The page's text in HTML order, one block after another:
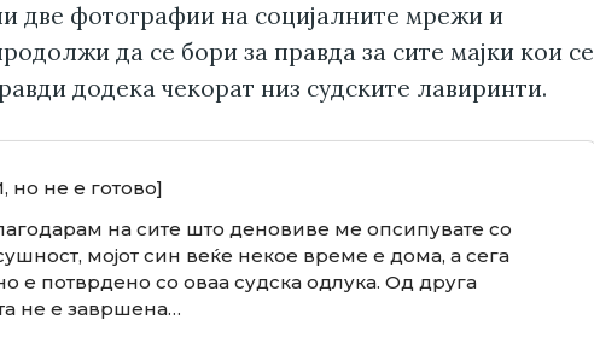
две фотографии на социјалните мрежи и
да се бори за правда за сите мајки кои се
додека чекорат низ судските лавиринти.
не е готово]
на сите што деновиве ме опсипувате со
мојот син веќе некое време е дома, а сега
е потврдено со оваа судска одлука. Од друга
не е завршена…